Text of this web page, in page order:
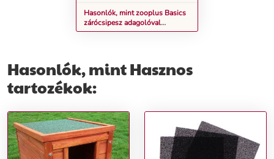
Hasonlók, mint zooplus Basics
zárócsipesz adagolóval
kutyáknak, macskáknak - 2
Hasonlók, mint Hasznos
tartozékok: